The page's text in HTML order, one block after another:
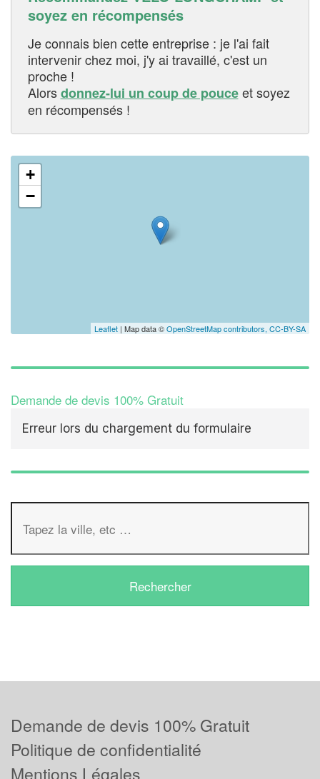
soyez en récompensés
Je connais bien cette entreprise : je l'ai fait
intervenir chez moi, j'y ai travaillé, c'est un
proche !
Alorsdonnez-lui un coup de pouceet soyez
en récompensés !
+
−
Leaflet | Map data ©OpenStreetMap contributors, CC-BY-SA
Demande de devis 100% Gratuit
Erreur lors du chargement du formulaire
Demande de devis 100% Gratuit
Politique de confidentialité
Mentions Légales